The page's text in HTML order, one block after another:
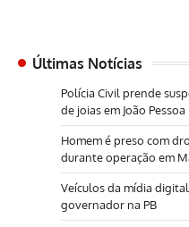
Últimas Notícias
Polícia Civil prende
de joias em João Pessoa
Homem é preso com
durante operação em
Veículos da mídia
governador na PB